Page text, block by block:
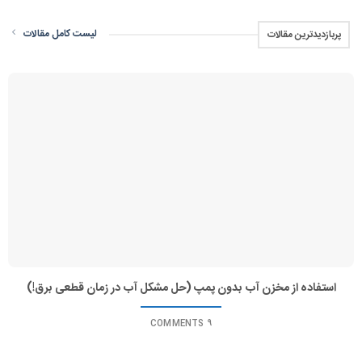
پربازدیدترین مقالات لیست کامل مقالات
استفاده از مخزن آب بدون پمپ (حل مشکل آب در زمان قطعی برق!)
9 COMMENTS